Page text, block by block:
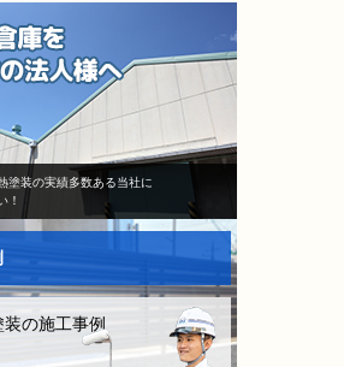
塗装の実績多数ある当社に
！
の施工事例